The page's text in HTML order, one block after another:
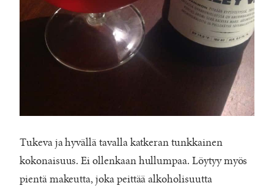
Tukeva ja hyvällä tavalla katkeran tunkkainen
kokonaisuus. Ei ollenkaan hullumpaa. Löytyy myös
pientä makeutta, joka peittää alkoholisuutta